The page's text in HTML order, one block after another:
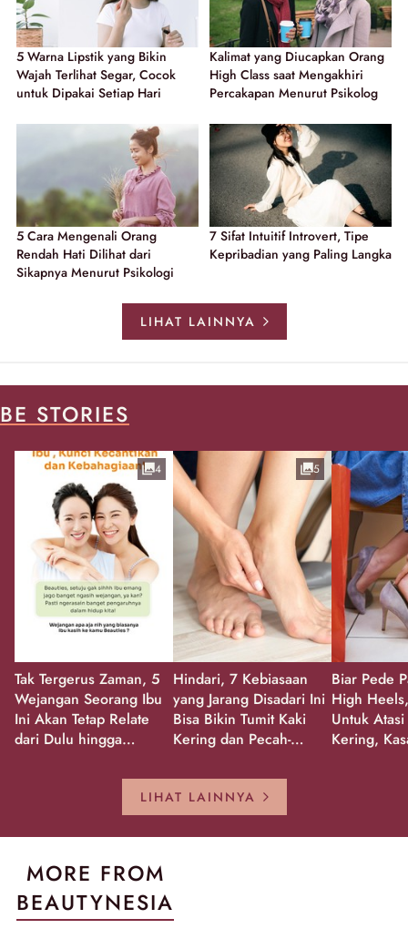
5 Warna Lipstik yang Bikin
Wajah Terlihat Segar, Cocok
untuk Dipakai Setiap Hari
Kalimat yang Diucapkan Orang
High Class saat Mengakhiri
Percakapan Menurut Psikolog
5 Cara Mengenali Orang
Rendah Hati Dilihat dari
Sikapnya Menurut Psikologi
7 Sifat Intuitif Introvert, Tipe
Kepribadian yang Paling Langka
LIHAT LAINNYA
BE STORIES
Tak Tergerus Zaman, 5
Wejangan Seorang Ibu
Ini Akan Tetap Relate
dari Dulu hingga
4
Hindari, 7 Kebiasaan
yang Jarang Disadari Ini
Bisa Bikin Tumit Kaki
Kering dan Pecah-
5
Biar Pede
High
Untuk
Kering,
LIHAT LAINNYA
MORE FROM
BEAUTYNESIA